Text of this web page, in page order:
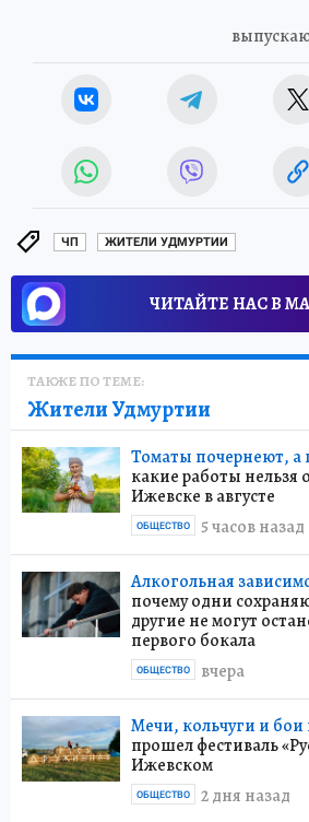
ЧП ЖИТЕЛИ УДМУРТИИ
ЧИТАЙТЕ НАС В
ТАКЖЕ ПО ТЕМЕ:
Жители Удмуртии
Томаты почернеют, а
какие работы нельзя
Ижевске в августе
5 часов назад
ОБЩЕСТВО
Алкогольная
почему одни
другие не могут
первого бокала
вчера
ОБЩЕСТВО
Мечи, кольчуги и бои
прошел фестиваль
Ижевском
2 дня назад
ОБЩЕСТВО